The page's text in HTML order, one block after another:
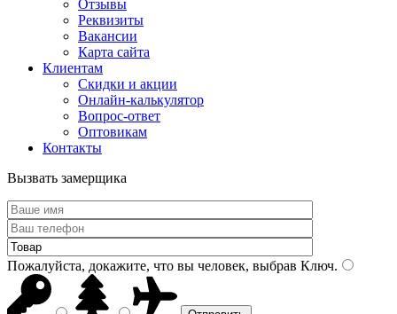
Отзывы
Реквизиты
Вакансии
Карта сайта
Клиентам
Скидки и акции
Онлайн-калькулятор
Вопрос-ответ
Оптовикам
Контакты
Вызвать замерщика
Пожалуйста, докажите, что вы человек, выбрав Ключ.